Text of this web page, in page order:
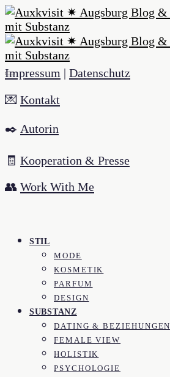
Impressum | Datenschutz
💌 Kontakt
✒️ Autorin
🧾 Kooperation & Presse
👥 Work With Me
STIL
MODE
KOSMETIK
PARFUM
DESIGN
SUBSTANZ
DATING & BEZIEHUNGEN
FEMALE VIEW
HOLISTIK
PSYCHOLOGIE